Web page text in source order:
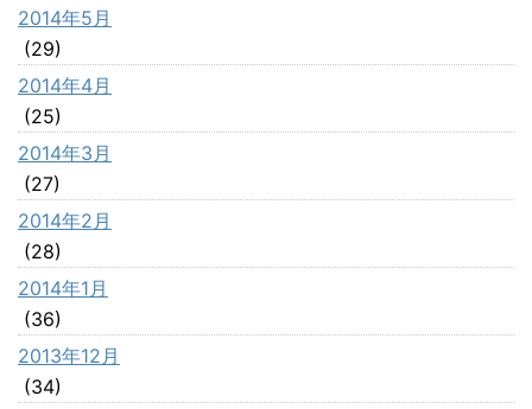
2014年5月
(29)
2014年4月
(25)
2014年3月
(27)
2014年2月
(28)
2014年1月
(36)
2013年12月
(34)